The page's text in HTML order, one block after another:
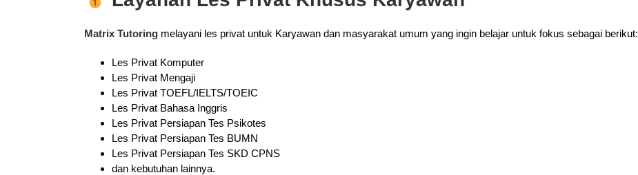
Matrix Tutoring melayani les privat untuk Karyawan dan masyarakat umum yang ingin belajar untuk fokus sebagai berikut:
Les Privat Komputer
Les Privat Mengaji
Les Privat TOEFL/IELTS/TOEIC
Les Privat Bahasa Inggris
Les Privat Persiapan Tes Psikotes
Les Privat Persiapan Tes BUMN
Les Privat Persiapan Tes SKD CPNS
dan kebutuhan lainnya.